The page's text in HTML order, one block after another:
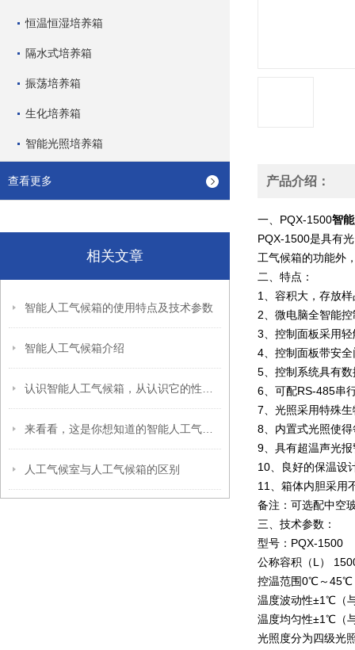
恒温恒湿培养箱
隔水式培养箱
振荡培养箱
生化培养箱
智能光照培养箱
查看更多
相关文章
智能人工气候箱的使用特点及技术参数
智能人工气候箱介绍
人工气候室与人工气候箱的区别
产品介绍：
一、PQX-1500智
PQX-1500是具有
工气候箱的功能外
二、特点：
1、容积大，存放
2、微电脑全智能
3、控制面板采用
4、控制面板带安
5、控制系统具有
6、可配RS-485串
7、光照采用特殊
8、内置式光照使
9、具有超温声光
10、良好的保温设
11、箱体内胆采用
备注：可选配中空
三、技术参数：
型号：PQX-1500
公称容积（L）
控温范围0℃～45℃
温度波动性±1℃（
温度均匀性±1℃（
光照度分为四级光